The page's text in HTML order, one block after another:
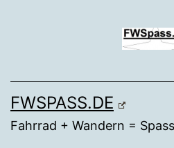
FWSPASS.DE
Fahrrad + Wandern = Spass